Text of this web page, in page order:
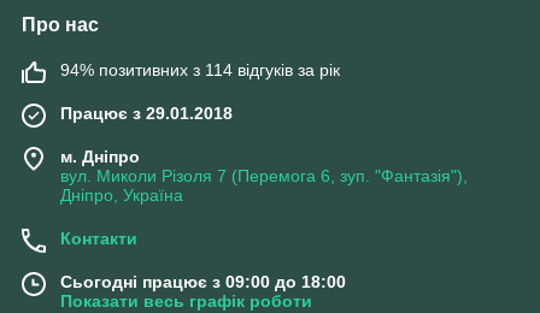
Про нас
94% позитивних з 114 відгуків за рік
Працює з 29.01.2018
м. Дніпро
вул. Миколи Різоля 7 (Перемога 6, зуп. "Фантазія"),
Дніпро, Україна
Контакти
Сьогодні працює з 09:00 до 18:00
Показати весь графік роботи